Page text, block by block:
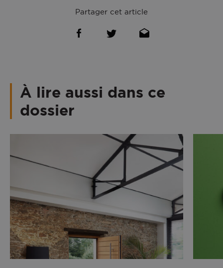
Partager cet article
À lire aussi dans ce
dossier